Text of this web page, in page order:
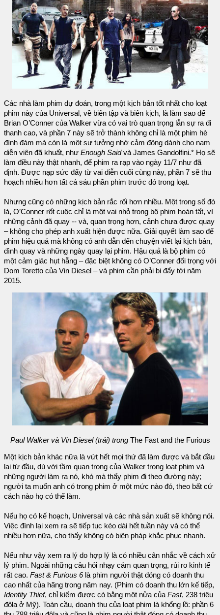
Các nhà làm phim dự đoán, trong một kịch bản tốt nhất cho loạt
phim này của Universal, về biên tập và biên kịch, là làm sao để
Brian O’Conner của Walker vừa có vai trò quan trọng lẫn sự ra đi
thanh cao, và phần 7 này sẽ trở thành không chỉ là một phim hè
đình đám mà còn là một sự tưởng nhớ cảm động dành cho nam
diễn viên đã khuất, như Enough Saidvà James Gandolfini.* Họ sẽ
làm điều này thật nhanh, để phim ra rạp vào ngày 11/7 như đã
định. Được nạp sức đẩy từ vai diễn cuối cùng này, phần 7 sẽ thu
hoạch nhiều hơn tất cả sáu phần phim trước đó trong loạt.
Nhưng cũng có những kịch bản rắc rối hơn nhiều. Một trong số đó
là, O’Conner rốt cuộc chỉ là một vai nhỏ trong bộ phim hoàn tất, vì
những cảnh đã quay -- và, quan trọng hơn, cảnh chưa được quay
– không cho phép anh xuất hiện được nữa. Giải quyết làm sao để
phim hiệu quả mà không có anh dẫn đến chuyện viết lại kịch bản,
đình quay và những ngày quay lại phim. Hậu quả là bộ phim có
một cảm giác hụt hẫng – đặc biệt không có O’Conner đối trọng với
Dom Toretto của Vin Diesel – và phim cần phải bị đẩy tới năm
2015.
Paul Walker và Vin Diesel (trái) trongThe Fast and the Furious
Một kịch bản khác nữa là vứt hết mọi thứ đã làm được và bắt đầu
lại từ đầu, dù với tầm quan trọng của Walker trong loạt phim và
những người làm ra nó, khó mà thấy phim đi theo đường này;
người ta muốn anh có trong phim ở một mức nào đó, theo bất cứ
cách nào họ có thể làm.
Nếu họ có kế hoạch, Universal và các nhà sản xuất sẽ không nói.
Việc đình lại xem ra sẽ tiếp tục kéo dài hết tuần này và có thể
nhiều hơn nữa, cho thấy không có biện pháp khắc phục nhanh.
Nếu như vậy xem ra lý do hợp lý là có nhiều cân nhắc về cách xử
lý phim. Ngoài những câu hỏi nhạy cảm quan trọng, rủi ro kinh tế
rất cao. Fast & Furious 6là phim người thật đóng có doanh thu
cao nhất của hãng trong năm nay. (Phim có doanh thu lớn kế tiếp,
Identity Thief, chỉ kiếm được có bằng một nửa của Fast, 238 triệu
đôla ở Mỹ). Toàn cầu, doanh thu của loạt phim là khổng lồ: phần 6